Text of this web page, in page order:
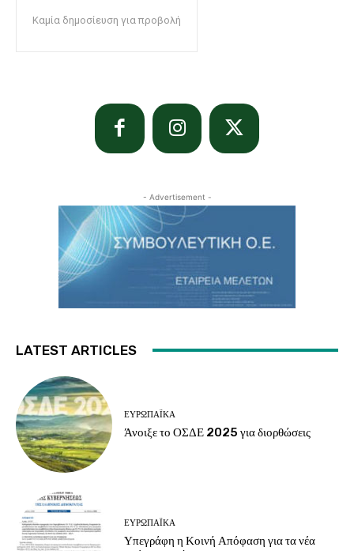
Καμία δημοσίευση για προβολή
- Advertisement -
LATEST ARTICLES
ΕΥΡΩΠΑΪΚΆ
Άνοιξε το ΟΣΔΕ 2025 για διορθώσεις
ΕΥΡΩΠΑΪΚΆ
Υπεγράφη η Κοινή Απόφαση για τα νέα